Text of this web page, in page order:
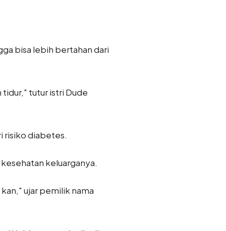
bisa lebih bertahan dari
tutur istri Dude
risiko diabetes.
keluarganya.
ujar pemilik nama